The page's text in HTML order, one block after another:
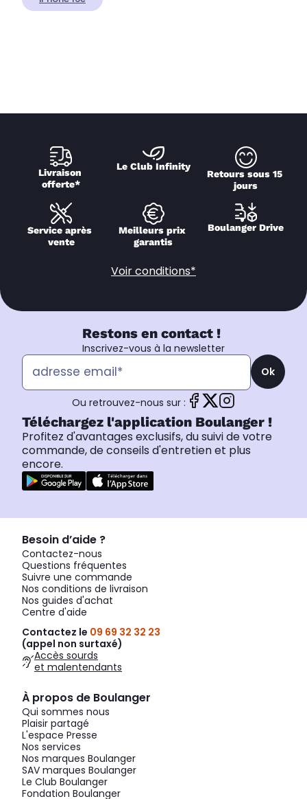
Livraison
offerte*
Le Club Infinity
Retours sous 15
jours
Service après
vente
Meilleurs prix
garantis
Boulanger Drive
Voir conditions*
Restons en contact !
Inscrivez-vous à la newsletter
Ok
Ou retrouvez-nous sur :
Téléchargez l'application Boulanger !
Profitez d'avantages exclusifs, du suivi de votre
commande, de conseils d'entretien et plus
encore.
Besoin d’aide ?
Contactez-nous
Questions fréquentes
Suivre une commande
Nos conditions de livraison
Nos guides d'achat
Centre d'aide
Contactez le 09 69 32 32 23
(appel non surtaxé)
Accès sourds
et malentendants
À propos de Boulanger
Qui sommes nous
Plaisir partagé
L'espace Presse
Nos services
Nos marques Boulanger
SAV marques Boulanger
Le Club Boulanger
Fondation Boulanger